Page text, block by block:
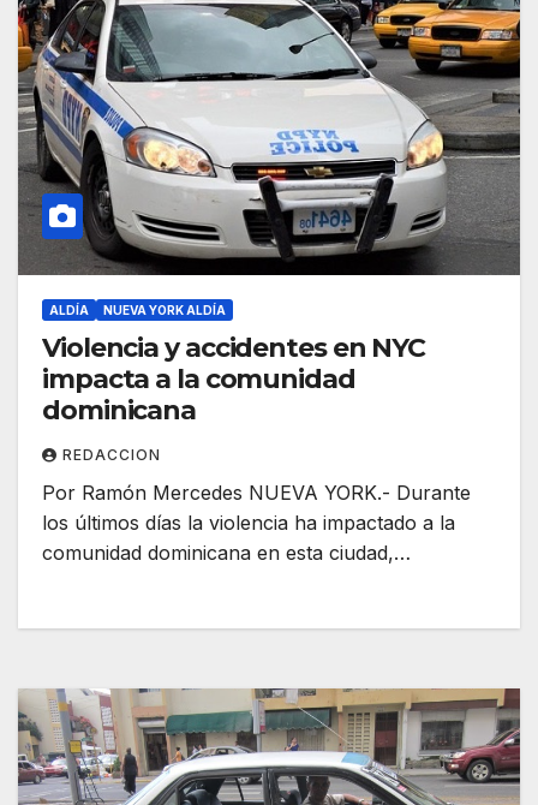
ALDÍA NUEVA YORK ALDÍA
Violencia y accidentes en NYC
impacta a la comunidad
dominicana
REDACCION
Por Ramón Mercedes NUEVA YORK.- Durante
los últimos días la violencia ha impactado a la
comunidad dominicana en esta ciudad,…